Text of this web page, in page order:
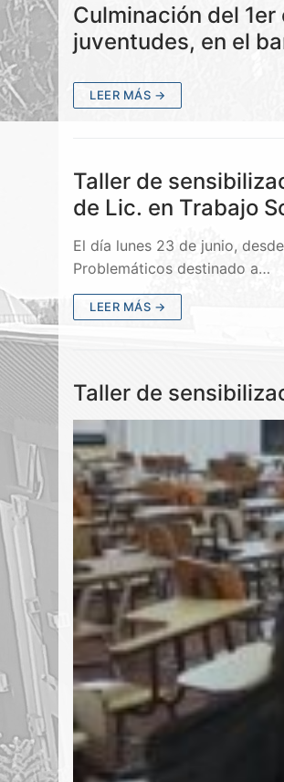
Culminación del
juventudes, en el
LEER MÁS →
Taller de
de Lic. en Trabajo
El día lunes 23 de junio,
Problemáticos destinado a…
LEER MÁS →
Taller de